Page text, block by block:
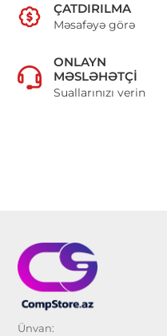
ÇATDIRILMA
Məsafəyə görə
ONLAYN
MƏSLƏHƏTÇI
Suallarınızı verin
Ünvan: